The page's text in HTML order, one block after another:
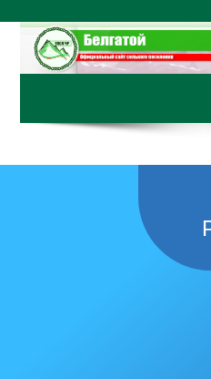
содержимому